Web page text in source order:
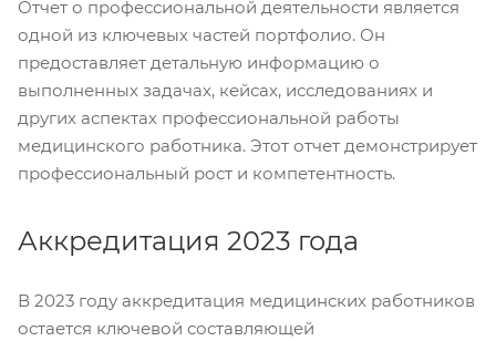
Отчет о профессиональной деятельности является
одной из ключевых частей портфолио. Он
предоставляет детальную информацию о
выполненных задачах, кейсах, исследованиях и
других аспектах профессиональной работы
медицинского работника. Этот отчет демонстрирует
профессиональный рост и компетентность.
Аккредитация 2023 года
В 2023 году аккредитация медицинских работников
остается ключевой составляющей